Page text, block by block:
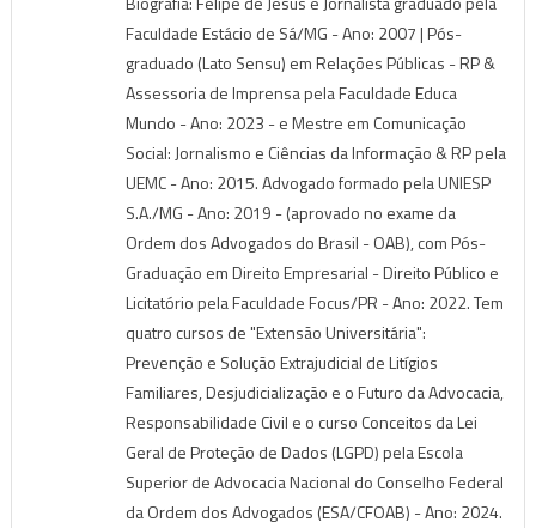
Faculdade Estácio de Sá/MG - Ano: 2007 | Pós-
graduado (Lato Sensu) em Relações Públicas - RP &
Assessoria de Imprensa pela Faculdade Educa
Mundo - Ano: 2023 - e Mestre em Comunicação
Social: Jornalismo e Ciências da Informação & RP pela
UEMC - Ano: 2015. Advogado formado pela UNIESP
S.A./MG - Ano: 2019 - (aprovado no exame da
Ordem dos Advogados do Brasil - OAB), com Pós-
Graduação em Direito Empresarial - Direito Público e
Licitatório pela Faculdade Focus/PR - Ano: 2022. Tem
quatro cursos de "Extensão Universitária":
Prevenção e Solução Extrajudicial de Litígios
Familiares, Desjudicialização e o Futuro da Advocacia,
Responsabilidade Civil e o curso Conceitos da Lei
Geral de Proteção de Dados (LGPD) pela Escola
Superior de Advocacia Nacional do Conselho Federal
da Ordem dos Advogados (ESA/CFOAB) - Ano: 2024.